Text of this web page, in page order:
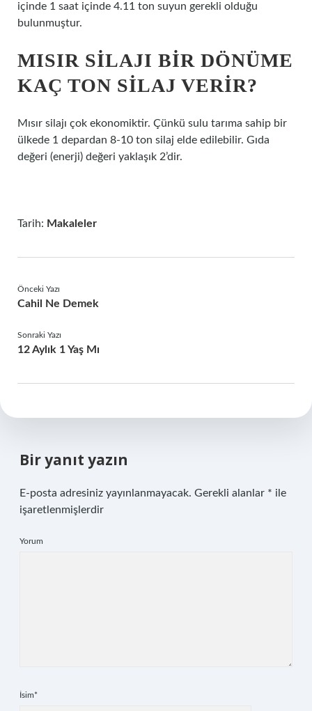
içinde 1 saat içinde 4.11 ton suyun gerekli olduğu
bulunmuştur.
MISIR SILAJI BIR DÖNÜME
KAÇ TON SILAJ VERIR?
Mısır silajı çok ekonomiktir. Çünkü sulu tarıma sahip bir
ülkede 1 depardan 8-10 ton silaj elde edilebilir. Gıda
değeri (enerji) değeri yaklaşık 2’dir.
Tarih: Makaleler
Önceki Yazı
Cahil Ne Demek
Sonraki Yazı
12 Aylık 1 Yaş Mı
Bir yanıt yazın
E-posta adresiniz yayınlanmayacak. Gerekli alanlar * ile
işaretlenmişlerdir
Yorum
İsim*